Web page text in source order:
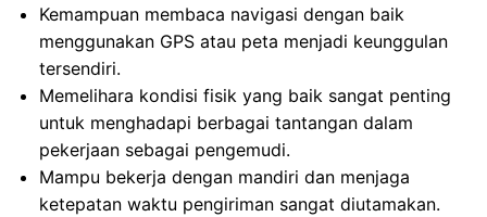
Kemampuan membaca navigasi dengan baik
menggunakan GPS atau peta menjadi keunggulan
tersendiri.
Memelihara kondisi fisik yang baik sangat penting
untuk menghadapi berbagai tantangan dalam
pekerjaan sebagai pengemudi.
Mampu bekerja dengan mandiri dan menjaga
ketepatan waktu pengiriman sangat diutamakan.